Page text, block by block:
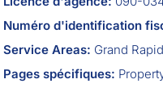
Numéro d'identification
Service Areas: Grand
Pages spécifiques: